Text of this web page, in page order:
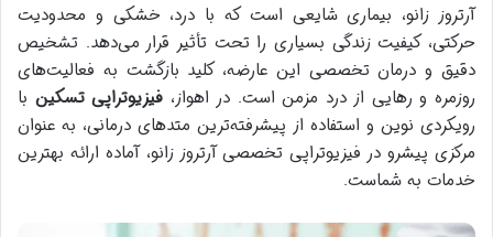
آرتروز زانو، بیماری شایعی است که با درد، خشکی و محدودیت
حرکتی، کیفیت زندگی بسیاری را تحت تأثیر قرار می‌دهد. تشخیص
دقیق و درمان تخصصی این عارضه، کلید بازگشت به فعالیت‌های
روزمره و رهایی از درد مزمن است. در اهواز، فیزیوتراپی تسکین با
رویکردی نوین و استفاده از پیشرفته‌ترین متدهای درمانی، به عنوان
مرکزی پیشرو در فیزیوتراپی تخصصی آرتروز زانو، آماده ارائه بهترین
خدمات به شماست.